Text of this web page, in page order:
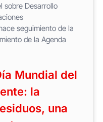
sobre Desarrollo
seguimiento de la
de la Agenda
Mundial del
la
una